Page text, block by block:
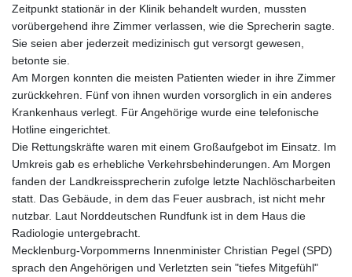
Zeitpunkt stationär in der Klinik behandelt wurden, mussten
vorübergehend ihre Zimmer verlassen, wie die Sprecherin sagte.
Sie seien aber jederzeit medizinisch gut versorgt gewesen,
betonte sie.
Am Morgen konnten die meisten Patienten wieder in ihre Zimmer
zurückkehren. Fünf von ihnen wurden vorsorglich in ein anderes
Krankenhaus verlegt. Für Angehörige wurde eine telefonische
Hotline eingerichtet.
Die Rettungskräfte waren mit einem Großaufgebot im Einsatz. Im
Umkreis gab es erhebliche Verkehrsbehinderungen. Am Morgen
fanden der Landkreissprecherin zufolge letzte Nachlöscharbeiten
statt. Das Gebäude, in dem das Feuer ausbrach, ist nicht mehr
nutzbar. Laut Norddeutschen Rundfunk ist in dem Haus die
Radiologie untergebracht.
Mecklenburg-Vorpommerns Innenminister Christian Pegel (SPD)
sprach den Angehörigen und Verletzten sein "tiefes Mitgefühl"